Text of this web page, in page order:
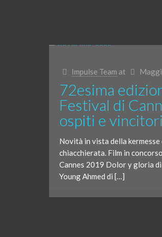
Impulse Team at
72esima
Festival di
ospiti e vincitori
Novità in vista della kermesse
chiacchierata. Film in
Cannes 2019 Dolor y gloria
Young Ahmed di […]